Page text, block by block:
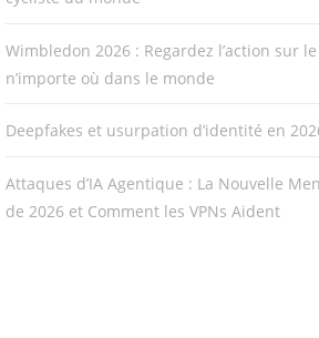
Wimbledon 2026 : Regardez l’action sur
n’importe où dans le monde
Deepfakes et usurpation d’identité en
Attaques d’IA Agentique : La Nouvelle
de 2026 et Comment les VPNs Aident